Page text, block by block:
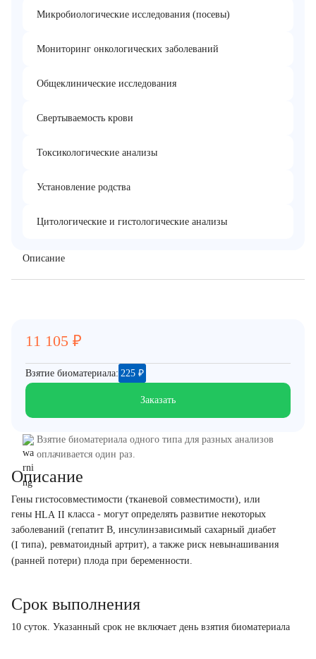
Микробиологические исследования (посевы)
Мониторинг онкологических заболеваний
Общеклинические исследования
Свертываемость крови
Токсикологические анализы
Установление родства
Цитологические и гистологические анализы
Описание
Описание
Гены гистосовместимости (тканевой совместимости), или
гены HLA II класса - могут определять развитие некоторых
заболеваний (гепатит В, инсулинзависимый сахарный диабет
(I типа), ревматоидный артрит), а также риск невынашивания
(ранней потери) плода при беременности.
11 105 ₽
Взятие биоматериала: 225 ₽
Заказать
Взятие биоматериала одного типа для разных анализов
оплачивается один раз.
Срок выполнения
10 суток. Указанный срок не включает день взятия биоматериала